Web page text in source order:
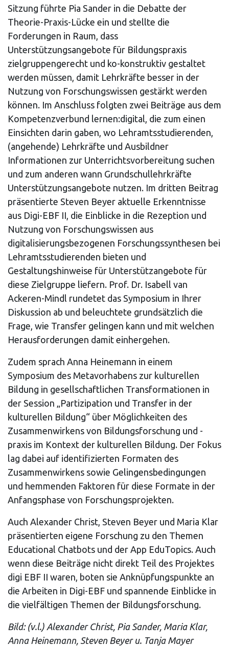
Sitzung führte Pia Sander in die Debatte der
Theorie-Praxis-Lücke ein und stellte die
Forderungen in Raum, dass
Unterstützungsangebote für Bildungspraxis
zielgruppengerecht und ko-konstruktiv gestaltet
werden müssen, damit Lehrkräfte besser in der
Nutzung von Forschungswissen gestärkt werden
können. Im Anschluss folgten zwei Beiträge aus dem
Kompetenzverbund lernen:digital, die zum einen
Einsichten darin gaben, wo Lehramtsstudierenden,
(angehende) Lehrkräfte und Ausbildner
Informationen zur Unterrichtsvorbereitung suchen
und zum anderen wann Grundschullehrkräfte
Unterstützungsangebote nutzen. Im dritten Beitrag
präsentierte Steven Beyer aktuelle Erkenntnisse
aus Digi-EBF II, die Einblicke in die Rezeption und
Nutzung von Forschungswissen aus
digitalisierungsbezogenen Forschungssynthesen bei
Lehramtsstudierenden bieten und
Gestaltungshinweise für Unterstützangebote für
diese Zielgruppe liefern. Prof. Dr. Isabell van
Ackeren-Mindl rundetet das Symposium in Ihrer
Diskussion ab und beleuchtete grundsätzlich die
Frage, wie Transfer gelingen kann und mit welchen
Herausforderungen damit einhergehen.
Zudem sprach Anna Heinemann in einem
Symposium des Metavorhabens zur kulturellen
Bildung in gesellschaftlichen Transformationen in
der Session „Partizipation und Transfer in der
kulturellen Bildung“ über Möglichkeiten des
Zusammenwirkens von Bildungsforschung und -
praxis im Kontext der kulturellen Bildung. Der Fokus
lag dabei auf identifizierten Formaten des
Zusammenwirkens sowie Gelingensbedingungen
und hemmenden Faktoren für diese Formate in der
Anfangsphase von Forschungsprojekten.
Auch Alexander Christ, Steven Beyer und Maria Klar
präsentierten eigene Forschung zu den Themen
Educational Chatbots und der App EduTopics. Auch
wenn diese Beiträge nicht direkt Teil des Projektes
digi EBF II waren, boten sie Anknüpfungspunkte an
die Arbeiten in Digi-EBF und spannende Einblicke in
die vielfältigen Themen der Bildungsforschung.
Bild: (v.l.) Alexander Christ, Pia Sander, Maria Klar,
Anna Heinemann, Steven Beyer u. Tanja Mayer